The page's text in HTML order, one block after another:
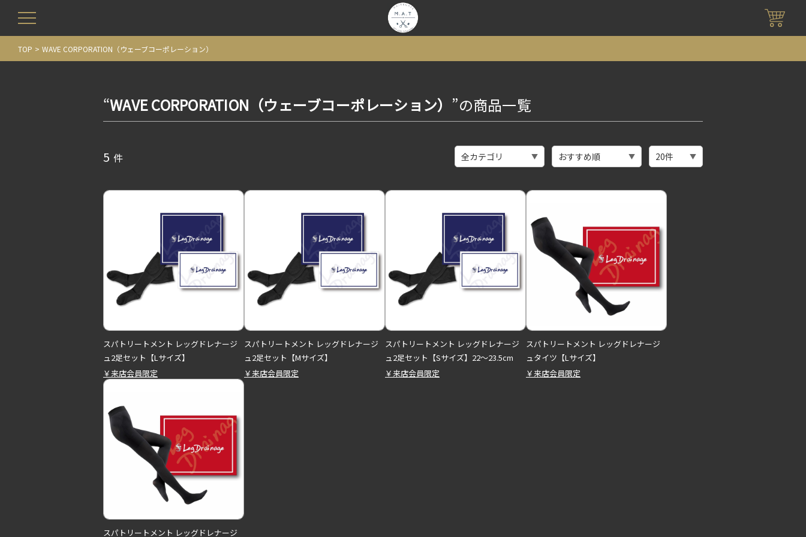
TOP WAVE CORPORATION（ウェーブコーポレーション）
“WAVE CORPORATION（ウェーブコーポレーション） ”の商品一覧
5 件
スパトリートメント レッグドレナージ
ュ2足セット【Lサイズ】
￥来店会員限定
スパトリートメント レッグドレナージ
ュ2足セット【Mサイズ】
￥来店会員限定
スパトリートメント レッグドレナージ
ュ2足セット【Sサイズ】22～23.5cm
￥来店会員限定
スパトリートメント レッグドレナージ
ュタイツ【Lサイズ】
￥来店会員限定
スパトリートメント レッグドレナージ